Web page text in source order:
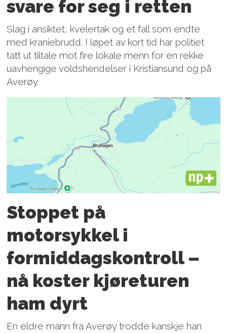
svare for seg i retten
Slag i ansiktet, kvelertak og et fall som endte
med kraniebrudd. I løpet av kort tid har politiet
tatt ut tiltale mot fire lokale menn for en rekke
uavhengige voldshendelser i Kristiansund og på
Averøy.
PLUS
Stoppet på
motorsykkel i
formiddagskontroll –
nå koster kjøreturen
ham dyrt
En eldre mann fra Averøy trodde kanskje han